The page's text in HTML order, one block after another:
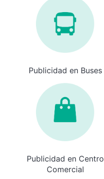
Publicidad en Buses
Publicidad en Centro
Comercial